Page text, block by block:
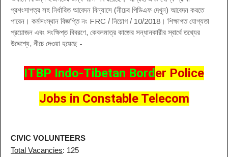
প্রশংসাপত্র সহ নির্ধারিত আবেদন বিন্যাসে (নীচের পিডিএফ দেখুন) আবেদন করতে
পারেন। কর্মসংস্থান বিজ্ঞপ্তি নং FRC / নিয়োগ / 10/2018। শিক্ষাগত যোগ্যতা
প্রয়োজন এবং সংক্ষিপ্ত বিবরণে, কেবলমাত্র কাজের সন্ধানকারীর স্বার্থে তথ্যের
উদ্দেশ্যে, নীচে দেওয়া হয়েছে -
ITBP Indo-Tibetan Border Police
Jobs in Constable Telecom
CIVIC VOLUNTEERS
Total Vacancies: 125